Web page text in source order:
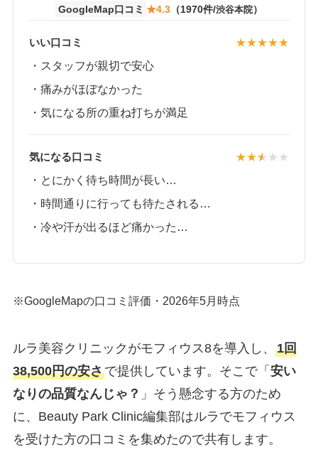
GoogleMap口コミ ★4.3 （1970件/渋谷本院）
いい口コミ
・スタッフが親切で安心
・痛みがほぼなかった
・気になる所の重ね打ちが満足
気になる口コミ
・とにかく待ち時間が長い…
・時間通りに行っても待たされる…
・冷や汗が出るほど痛かった…
※GoogleMapの口コミ評価・2026年5月時点
ルラ美容クリニックがモフィウス8を導入し、 1回
38,500円の安さで提供しています。そこで「 安い
なりの品質なんじゃ？ 」そう懸念する方のため
に、Beauty Park Clinic編集部はルラでモフィウス
を受けた方の口コミを集めたので共有します。